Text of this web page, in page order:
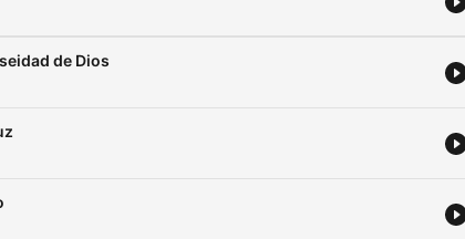
de Dios